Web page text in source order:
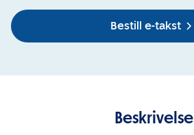
Bestill e-takst
Beskrivelse